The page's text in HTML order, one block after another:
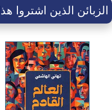
الزبائن الذين اشتروا